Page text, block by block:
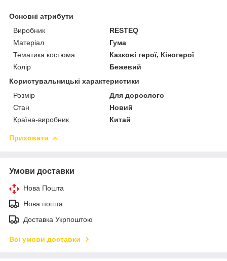
Основні атрибути
Виробник
RESTEQ
Матеріал
Гума
Тематика костюма
Казкові герої, Кіногерої
Колір
Бежевий
Користувальницькі характеристики
Розмір
Для дорослого
Стан
Новий
Країна-виробник
Китай
Приховати
Умови доставки
Нова Пошта
Нова пошта
Доставка Укрпоштою
Всі умови доставки